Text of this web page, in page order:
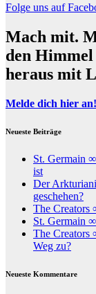
Folge uns auf
Mach mit.
den
heraus mit
Melde dich hier
Neueste Beiträge
St. Germain
ist
Der
geschehen?
The Creators
St. Germain
The Creators
Weg zu?
Neueste Kommentare